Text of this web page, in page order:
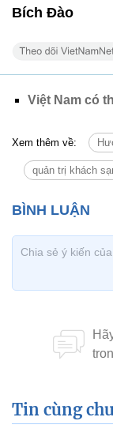
Bích Đào
Việt Nam có
Xem thêm về:
quản trị khách
Tin cùng